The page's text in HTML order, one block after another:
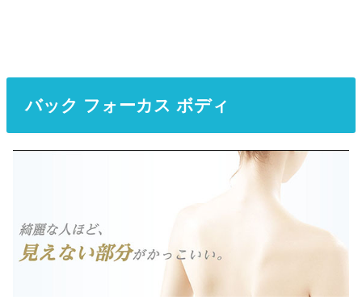
バック フォーカス ボディ